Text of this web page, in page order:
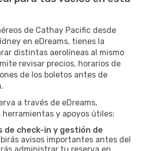
de Cathay Pacific desde
en eDreams, tienes la
distintas aerolíneas al mismo
revisar precios, horarios de
de los boletos antes de
a través de eDreams,
herramientas y apoyos útiles:
de check-in y gestión de
avisos importantes antes del